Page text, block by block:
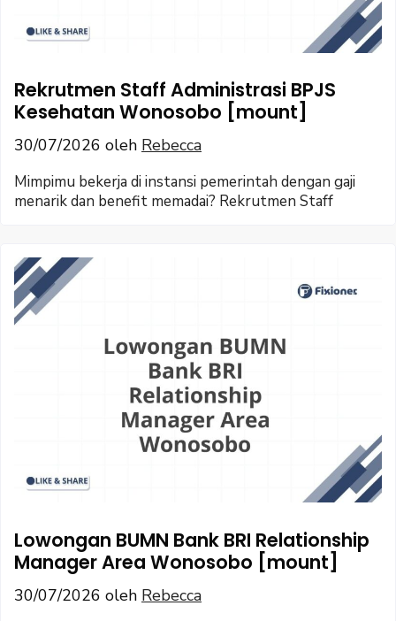
Rekrutmen Staff Administrasi BPJS
Kesehatan Wonosobo [mount]
30/07/2026 oleh Rebecca
Mimpimu bekerja di instansi pemerintah dengan gaji
menarik dan benefit memadai? Rekrutmen Staff
Lowongan BUMN Bank BRI Relationship
Manager Area Wonosobo [mount]
30/07/2026 oleh Rebecca